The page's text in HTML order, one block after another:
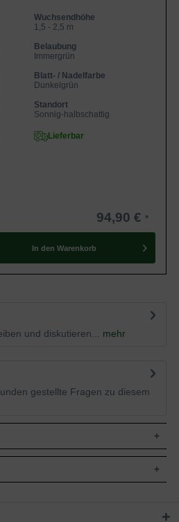
Wuchsendhöhe
1,5 - 2,5 m
Belaubung
Immergrün
Blatt- / Nadelfarbe
Dunkelgrün
Standort
Sonnig-halbschattig
Lieferbar
94,90 €
In den Warenkorb
und diskutieren...
mehr
gestellte Fragen zu diesem
Escallonia 'Iveyi' /